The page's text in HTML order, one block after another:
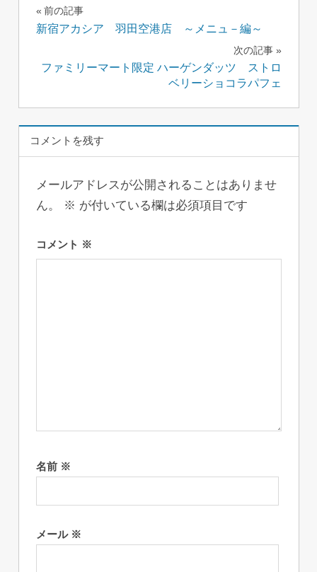
投
ナ
ゲ
ー
シ
ョ
ン
前の記事
新宿アカシア 羽田空港店 ～メニュ－編～
次の記事
ファミリーマート限定 ハーゲンダッツ ストロ
ベリーショコラパフェ
コメントを残す
メールアドレスが公開されることはありませ
ん。
※ が付いている欄は必須項目です
コメント ※
名前 ※
メール ※